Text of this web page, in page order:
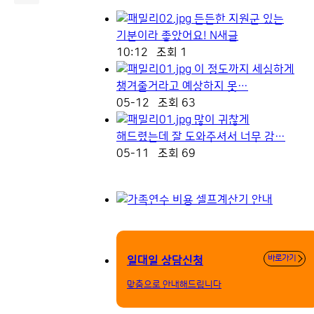
든든한 지원군 있는
기분이라 좋았어요! N새글
10:12
조회 1
이 정도까지 세심하게
챙겨줄거라고 예상하지 못…
05-12
조회 63
많이 귀찮게
해드렸는데 잘 도와주셔서 너무 감…
05-11
조회 69
일대일 상담신청
맞춤으로 안내해드립니다
바로가기